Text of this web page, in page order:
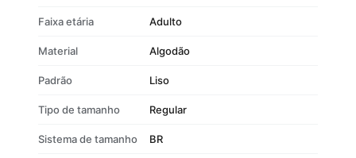
Faixa etária Adulto
Material Algodão
Padrão Liso
Tipo de tamanho Regular
Sistema de tamanho BR